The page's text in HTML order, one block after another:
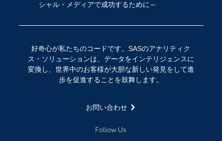
シャル・メディアで成功するために～
好奇心が私たちのコードです。SASのアナリティク
ス・ソリューションは、データをインテリジェンスに
変換し、世界中のお客様が大胆な新しい発見をして進
歩を促進することを鼓舞します。
お問い合わせ
Follow Us
イベント
ソリューション
トレーニング
ニュースルーム
データサイエンス
デジタル・トランスフォーメーション